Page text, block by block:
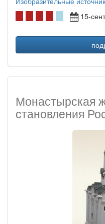
15-
Монастырская
становления